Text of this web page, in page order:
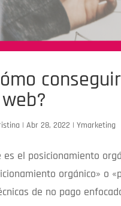
|Abr 28, 2022 |Ymarketing
es el posicionamiento
orgánico» o
de no pago